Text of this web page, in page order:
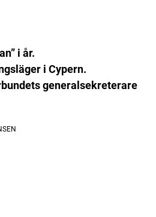
i år.
i Cypern.
generalsekreterare